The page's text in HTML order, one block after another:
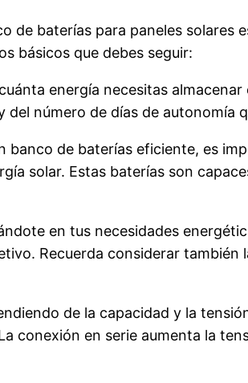
de baterías para paneles
básicos que debes seguir:
energía necesitas
número de días de autonomía
banco de baterías eficiente, es
solar. Estas baterías son
en tus necesidades
Recuerda considerar
de la capacidad y la
conexión en serie aumenta la